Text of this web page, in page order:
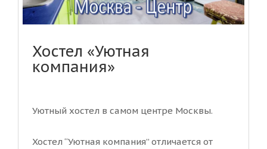
Хостел «Уютная
компания»
Уютный хостел в самом центре Москвы.
Хостел “Уютная компания” отличается от